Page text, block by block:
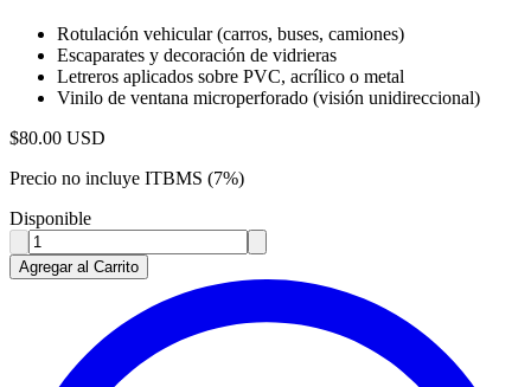
Rotulación vehicular (carros, buses, camiones)
Escaparates y decoración de vidrieras
Letreros aplicados sobre PVC, acrílico o metal
Vinilo de ventana microperforado (visión unidireccional)
$80.00 USD
Precio no incluye ITBMS (7%)
Disponible
Agregar al Carrito